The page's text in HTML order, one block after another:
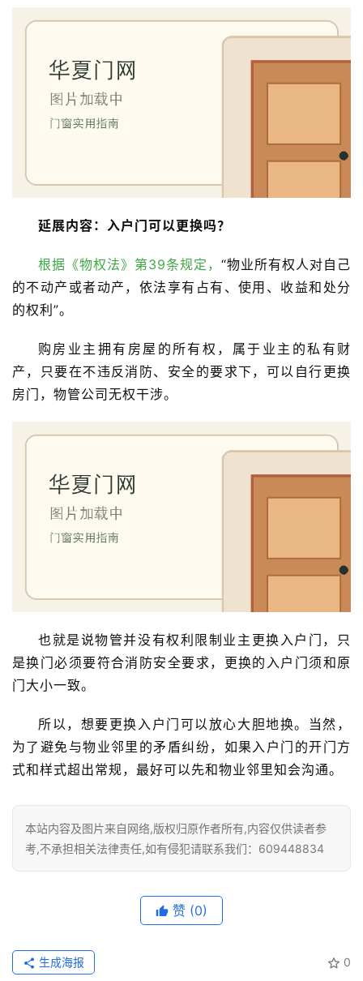
入
卧
院
铸
门
安
装
安
门
延展内容：入户门可以更换吗？
根据《物权法》第39条规定， “物业所有权人对自己
的不动产或者动产，依法享有占有、使用、收益和处分
的权利”。
购房业主拥有房屋的所有权，属于业主的私有财
产，只要在不违反消防、安全的要求下，可以自行更换
房门，物管公司无权干涉。
也就是说物管并没有权利限制业主更换入户门，只
是换门必须要符合消防安全要求，更换的入户门须和原
门大小一致。
所以，想要更换入户门可以放心大胆地换。当然，
为了避免与物业邻里的矛盾纠纷，如果入户门的开门方
式和样式超出常规，最好可以先和物业邻里知会沟通。
本站内容及图片来自网络,版权归原作者所有,内容仅供读者参
考,不承担相关法律责任,如有侵犯请联系我们：609448834
赞 (0)
0
生成海报